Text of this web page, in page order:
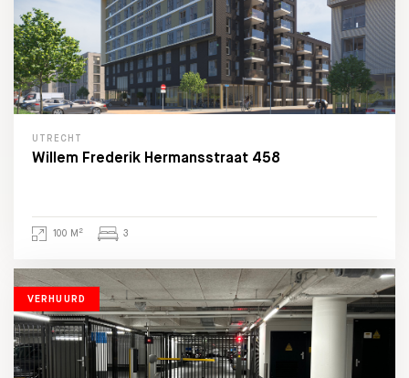
UTRECHT
Willem Frederik Hermansstraat 458
100 M 2 3
VERHUURD